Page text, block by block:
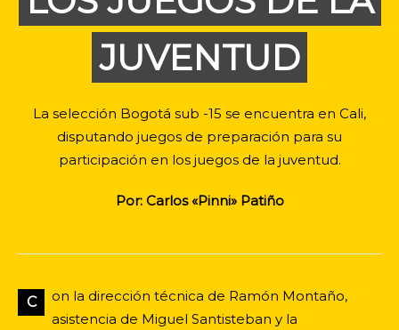
JUVENTUD
La selección Bogotá sub -15 se encuentra en Cali,
disputando juegos de preparación para su
participación en los juegos de la juventud.
Por: Carlos «Pinni» Patiño
C
on la dirección técnica de Ramón Montaño,
asistencia de Miguel Santisteban y la